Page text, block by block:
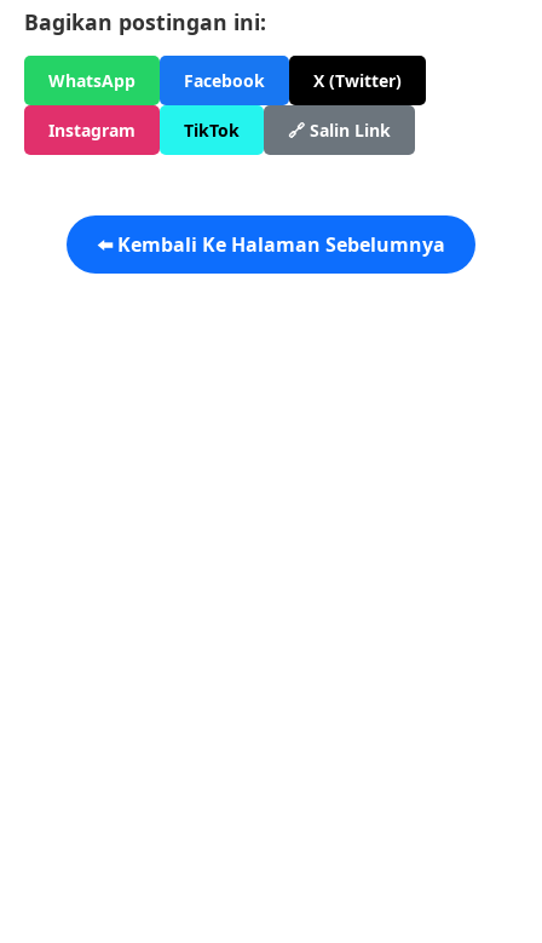
Bagikan postingan ini:
WhatsApp Facebook X (Twitter)
Instagram TikTok 🔗 Salin Link
⬅️ Kembali Ke Halaman Sebelumnya